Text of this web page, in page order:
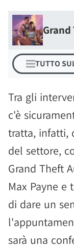
Grand
TUTTO
Tra gli
c'è
tratta, infatti,
del settore,
Grand Theft
Max Payne
di dare un
sarà una